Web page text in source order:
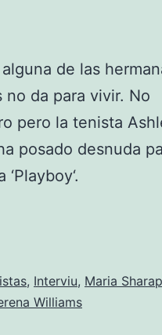
de las
da para vivir. No
pero la tenista
posado desnuda
, Interviu, Maria
Williams